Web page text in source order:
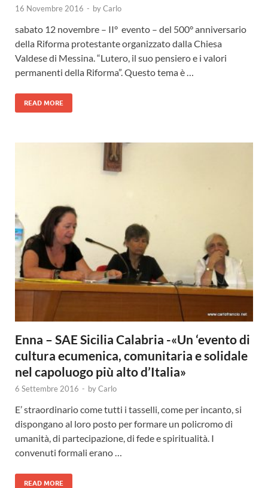
16 Novembre 2016 - byCarlo
sabato 12 novembre – II° evento – del 500° anniversario
della Riforma protestante organizzato dalla Chiesa
Valdese di Messina. “Lutero, il suo pensiero e i valori
permanenti della Riforma”. Questo tema è …
READ MORE
Enna – SAE Sicilia Calabria -«Un ‘evento di
cultura ecumenica, comunitaria e solidale
nel capoluogo più alto d’Italia»
6 Settembre 2016 - byCarlo
E’ straordinario come tutti i tasselli, come per incanto, si
dispongano al loro posto per formare un policromo di
umanità, di partecipazione, di fede e spiritualità. I
convenuti formali erano …
READ MORE